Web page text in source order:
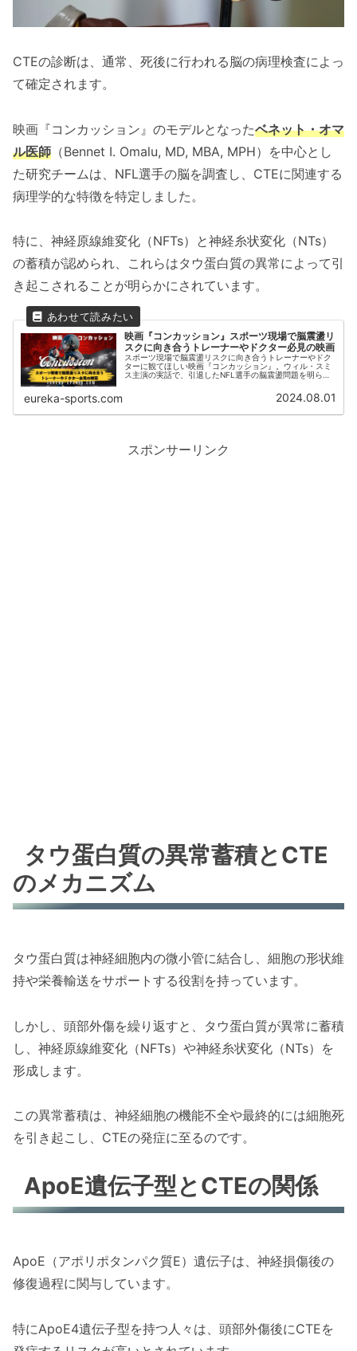
CTEの診断は、通常、死後に行われる脳の病理検査によっ
て確定されます。
映画『コンカッション』のモデルとなったベネット・オマ
ル医師 （Bennet I. Omalu, MD, MBA, MPH）を中心とし
た研究チームは、NFL選手の脳を調査し、CTEに関連する
病理学的な特徴を特定しました。
特に、神経原線維変化（NFTs）と神経糸状変化（NTs）
の蓄積が認められ、これらはタウ蛋白質の異常によって引
き起こされることが明らかにされています。
映画『コンカッション』スポーツ現場で脳震盪リ
スクに向き合うトレーナーやドクター必見の映画
スポーツ現場で脳震盪リスクに向き合うトレーナーやドク
ターに観てほしい映画『コンカッション』。ウィル・スミ
ス主演の実話で、引退したNFL選手の脳震盪問題を明らか
し、圧力や脅迫にあいながらも、選手を守るために懸命に
戦う姿が描かれます。Prime Videoで視聴が可能です。
eureka-sports.com 2024.08.01
スポンサーリンク
タウ蛋白質の異常蓄積とCTE
のメカニズム
タウ蛋白質は神経細胞内の微小管に結合し、細胞の形状維
持や栄養輸送をサポートする役割を持っています。
しかし、頭部外傷を繰り返すと、タウ蛋白質が異常に蓄積
し、神経原線維変化（NFTs）や神経糸状変化（NTs）を
形成します。
この異常蓄積は、神経細胞の機能不全や最終的には細胞死
を引き起こし、CTEの発症に至るのです。
ApoE遺伝子型とCTEの関係
ApoE（アポリポタンパク質E）遺伝子は、神経損傷後の
修復過程に関与しています。
特にApoE4遺伝子型を持つ人々は、頭部外傷後にCTEを